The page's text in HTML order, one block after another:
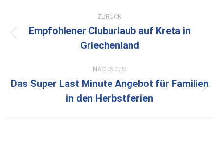
Kommentarnavigation
ZURÜCK
Beitrag:
Empfohlener Cluburlaub auf Kreta in
Griechenland
NÄCHSTES
Nächster
Beitrag:
Das Super Last Minute Angebot für Familien
in den Herbstferien